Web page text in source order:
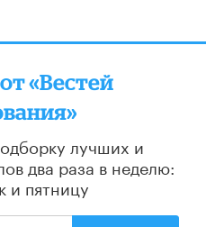
«Вестей
лучших и
два раза в неделю:
и пятницу